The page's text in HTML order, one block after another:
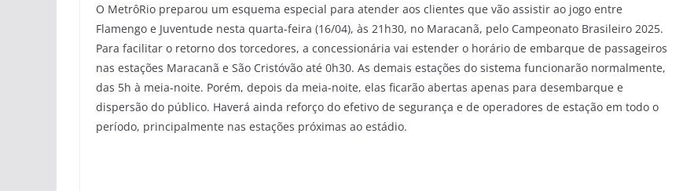
O MetrôRio preparou um esquema especial para atender aos clientes que vão assistir ao jogo entre
Flamengo e Juventude nesta quarta-feira (16/04), às 21h30, no Maracanã, pelo Campeonato Brasileiro 2025.
Para facilitar o retorno dos torcedores, a concessionária vai estender o horário de embarque de passageiros
nas estações Maracanã e São Cristóvão até 0h30. As demais estações do sistema funcionarão normalmente,
das 5h à meia-noite. Porém, depois da meia-noite, elas ficarão abertas apenas para desembarque e
dispersão do público. Haverá ainda reforço do efetivo de segurança e de operadores de estação em todo o
período, principalmente nas estações próximas ao estádio.